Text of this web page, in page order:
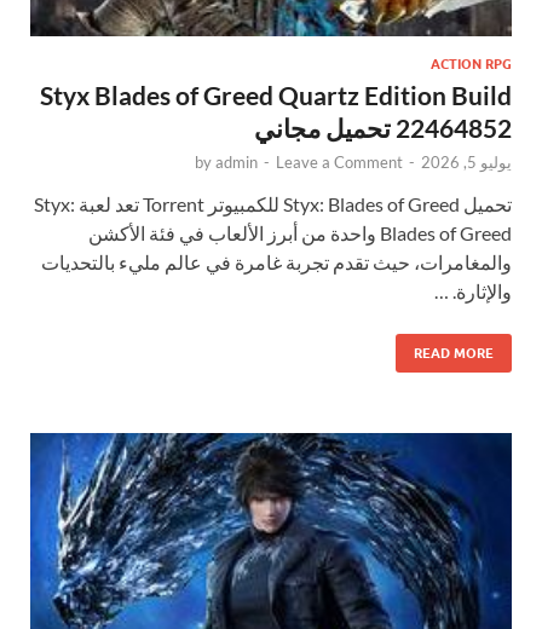
ACTION RPG
Styx Blades of Greed Quartz Edition Build
22464852 تحميل مجاني
يوليو 5, 2026 -
byadmin - Leave a Comment
تحميل Styx: Blades of Greed للكمبيوتر Torrent تعد لعبة Styx:
Blades of Greed واحدة من أبرز الألعاب في فئة الأكشن
والمغامرات، حيث تقدم تجربة غامرة في عالم مليء بالتحديات
والإثارة. …
READ MORE